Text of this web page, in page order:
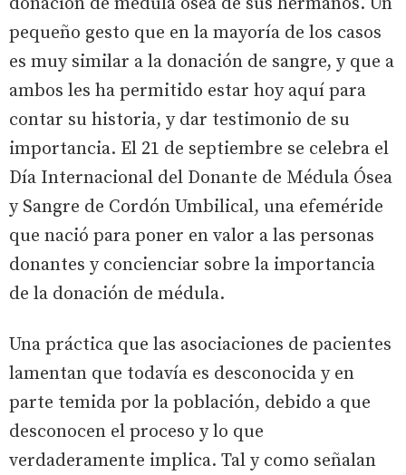
pequeño gesto que en la mayoría de los casos
es muy similar a la donación de sangre, y que a
ambos les ha permitido estar hoy aquí para
contar su historia, y dar testimonio de su
importancia. El 21 de septiembre se celebra el
Día Internacional del Donante de Médula Ósea
y Sangre de Cordón Umbilical, una efeméride
que nació para poner en valor a las personas
donantes y concienciar sobre la importancia
de la donación de médula.
Una práctica que las asociaciones de pacientes
lamentan que todavía es desconocida y en
parte temida por la población, debido a que
desconocen el proceso y lo que
verdaderamente implica. Tal y como señalan